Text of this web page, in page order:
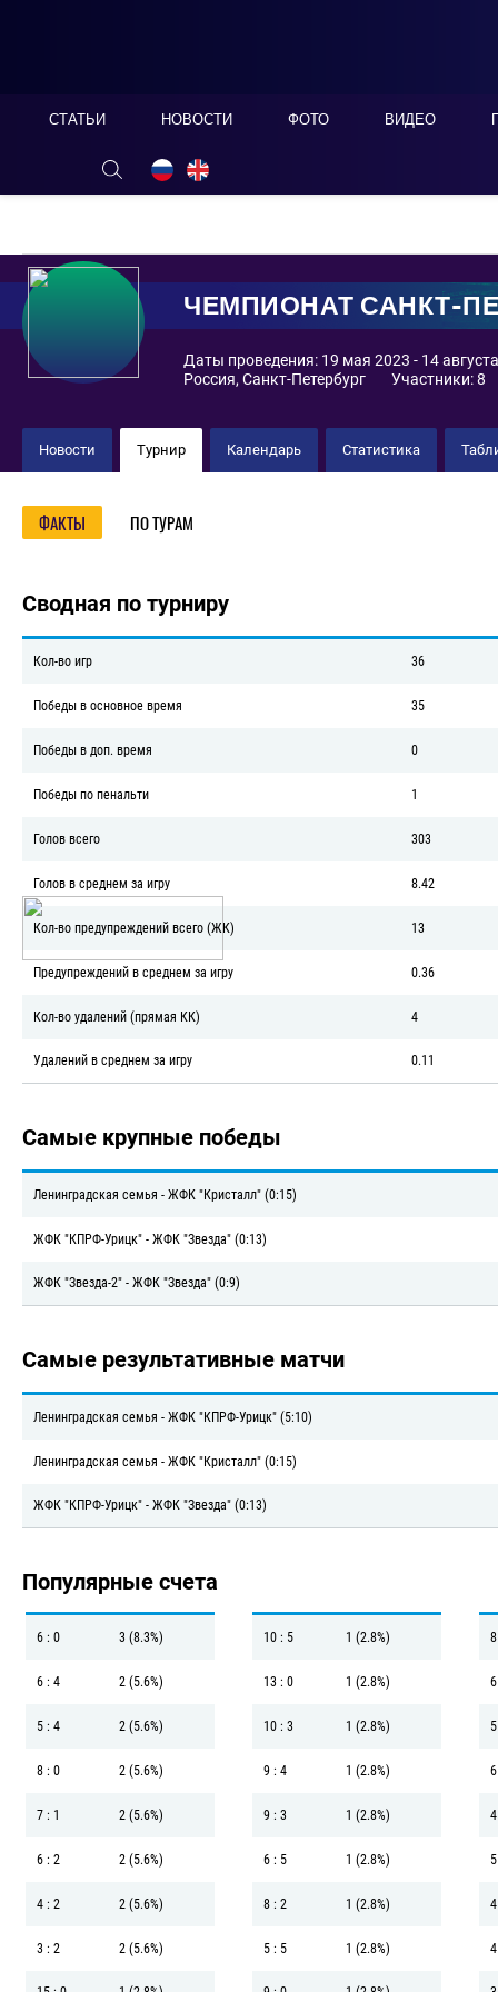
СТАТЬИ НОВОСТИ ФОТО ВИДЕО
ОНЛАЙН ТАБЛО СКРЫТЬ
ЧЕМПИОНАТ САНКТ-
Даты проведения: 19 мая 2023 - 14
Россия, Санкт-Петербург
Участники: 8
Новости Турнир Календарь Статистика
Название турнира/О турнире/
ФАКТЫ ПО ТУРАМ
Сводная по турниру
Кол-во игр 36
Победы в основное время 35
Победы в доп. время 0
Победы по пенальти 1
Голов всего 303
Голов в среднем за игру 8.42
Кол-во предупреждений всего (ЖК) 13
Предупреждений в среднем за игру 0.36
Кол-во удалений (прямая КК) 4
Удалений в среднем за игру 0.11
Самые крупные победы
Ленинградская семья - ЖФК "Кристалл" (0:15)
ЖФК "КПРФ-Урицк" - ЖФК "Звезда" (0:13)
ЖФК "Звезда-2" - ЖФК "Звезда" (0:9)
Самые результативные матчи
Ленинградская семья - ЖФК "КПРФ-Урицк" (5:10)
Ленинградская семья - ЖФК "Кристалл" (0:15)
ЖФК "КПРФ-Урицк" - ЖФК "Звезда" (0:13)
Популярные счета
6 : 0 3 (8.3%)
6 : 4 2 (5.6%)
5 : 4 2 (5.6%)
8 : 0 2 (5.6%)
7 : 1 2 (5.6%)
6 : 2 2 (5.6%)
4 : 2 2 (5.6%)
3 : 2 2 (5.6%)
10 : 5 1 (2.8%)
13 : 0 1 (2.8%)
10 : 3 1 (2.8%)
9 : 4 1 (2.8%)
9 : 3 1 (2.8%)
6 : 5 1 (2.8%)
8 : 2 1 (2.8%)
5 : 5 1 (2.8%)